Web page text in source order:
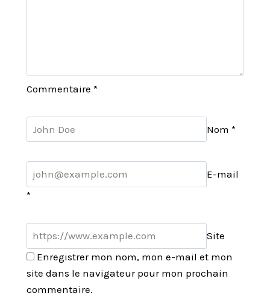
Commentaire *
Nom *
E-mail
*
Site
Enregistrer mon nom, mon e-mail et mon
site dans le navigateur pour mon prochain
commentaire.